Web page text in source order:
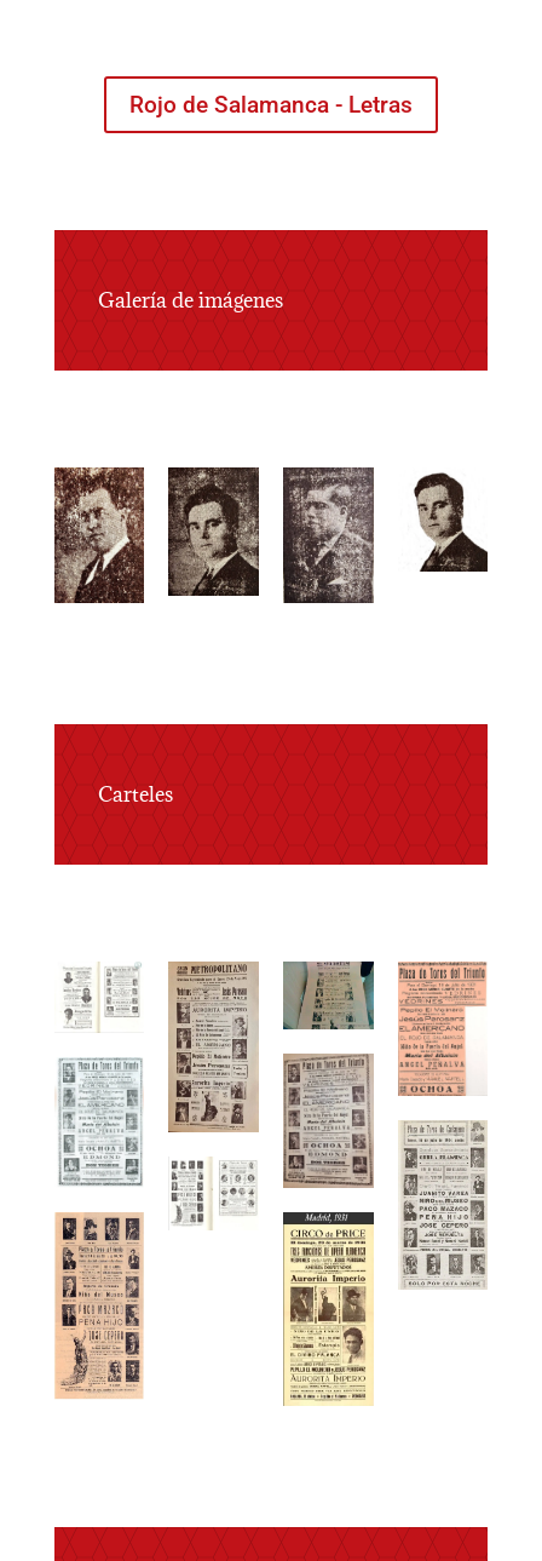
Rojo de Salamanca - Letras
Galería de imágenes
Carteles